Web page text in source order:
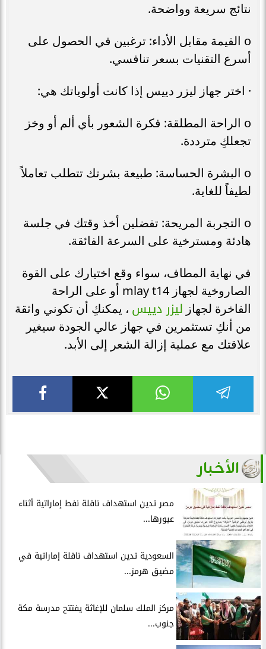
نتائج سريعة وواضحة.
o القيمة مقابل الأداء: ترغبين في الحصول على
أسرع التقنيات بسعر تنافسي.
· اختر جهاز ليزر دييس إذا كانت أولوياتك هي:
o الراحة المطلقة: فكرة الشعور بأي ألم أو وخز
تجعلكِ مترددة.
o البشرة الحساسة: طبيعة بشرتك تتطلب تعاملاً
لطيفاً للغاية.
o التجربة المريحة: تفضلين أخذ وقتك في جلسة
هادئة ومسترخية على السرعة الفائقة.
في نهاية المطاف، سواء وقع اختيارك على القوة
الصاروخية لجهاز mlay t14 أو على الراحة
الفاخرة لجهاز ليزر دييس ، يمكنكِ أن تكوني واثقة
من أنكِ تستثمرين في جهاز عالي الجودة سيغير
علاقتك مع عملية إزالة الشعر إلى الأبد.
الأخبار
مصر تدين استهداف ناقلة نفط إماراتية أثناء
عبورها...
السعودية تدين استهداف ناقلة إماراتية في
مضيق هرمز...
مركز الملك سلمان للإغاثة يفتتح مدرسة مكة
جنوب...